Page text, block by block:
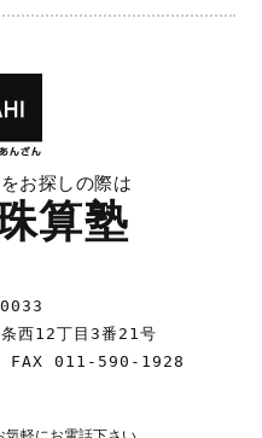
お探しの際は
算塾
西12丁目3番21号
FAX 011-590-1928